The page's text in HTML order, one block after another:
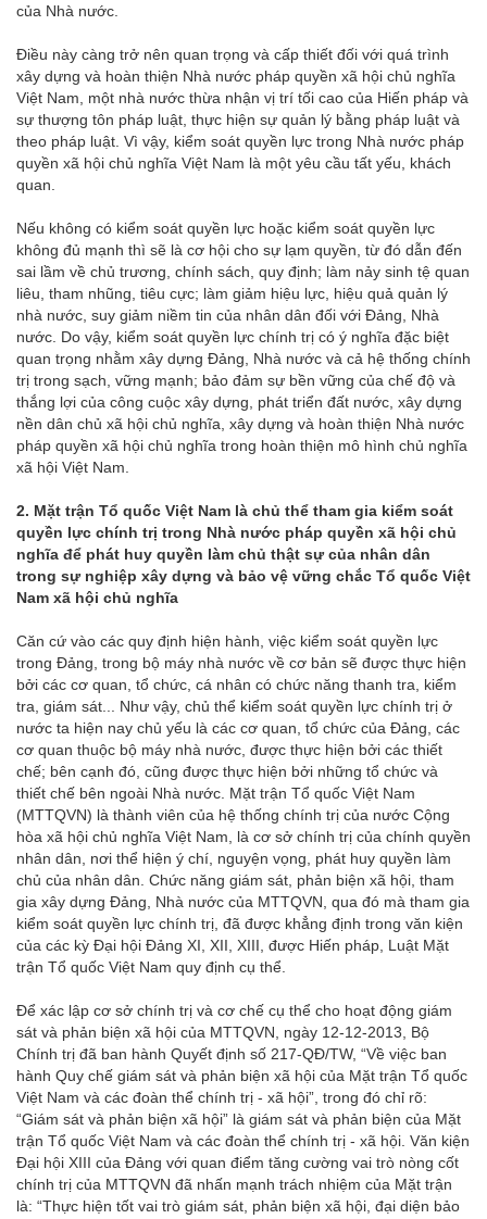
của Nhà nước.
Điều này càng trở nên quan trọng và cấp thiết đối với quá trình
xây dựng và hoàn thiện Nhà nước pháp quyền xã hội chủ nghĩa
Việt Nam, một nhà nước thừa nhận vị trí tối cao của Hiến pháp và
sự thượng tôn pháp luật, thực hiện sự quản lý bằng pháp luật và
theo pháp luật. Vì vậy, kiểm soát quyền lực trong Nhà nước pháp
quyền xã hội chủ nghĩa Việt Nam là một yêu cầu tất yếu, khách
quan.
Nếu không có kiểm soát quyền lực hoặc kiểm soát quyền lực
không đủ mạnh thì sẽ là cơ hội cho sự lạm quyền, từ đó dẫn đến
sai lầm về chủ trương, chính sách, quy định; làm nảy sinh tệ quan
liêu, tham nhũng, tiêu cực; làm giảm hiệu lực, hiệu quả quản lý
nhà nước, suy giảm niềm tin của nhân dân đối với Đảng, Nhà
nước. Do vậy, kiểm soát quyền lực chính trị có ý nghĩa đặc biệt
quan trọng nhằm xây dựng Đảng, Nhà nước và cả hệ thống chính
trị trong sạch, vững mạnh; bảo đảm sự bền vững của chế độ và
thắng lợi của công cuộc xây dựng, phát triển đất nước, xây dựng
nền dân chủ xã hội chủ nghĩa, xây dựng và hoàn thiện Nhà nước
pháp quyền xã hội chủ nghĩa trong hoàn thiện mô hình chủ nghĩa
xã hội Việt Nam.
2. Mặt trận Tổ quốc Việt Nam là chủ thể tham gia kiểm soát
quyền lực chính trị trong Nhà nước pháp quyền xã hội chủ
nghĩa để phát huy quyền làm chủ thật sự của nhân dân
trong sự nghiệp xây dựng và bảo vệ vững chắc Tổ quốc Việt
Nam xã hội chủ nghĩa
Căn cứ vào các quy định hiện hành, việc kiểm soát quyền lực
trong Đảng, trong bộ máy nhà nước về cơ bản sẽ được thực hiện
bởi các cơ quan, tổ chức, cá nhân có chức năng thanh tra, kiểm
tra, giám sát... Như vậy, chủ thể kiểm soát quyền lực chính trị ở
nước ta hiện nay chủ yếu là các cơ quan, tổ chức của Đảng, các
cơ quan thuộc bộ máy nhà nước, được thực hiện bởi các thiết
chế; bên cạnh đó, cũng được thực hiện bởi những tổ chức và
thiết chế bên ngoài Nhà nước. Mặt trận Tổ quốc Việt Nam
(MTTQVN) là thành viên của hệ thống chính trị của nước Cộng
hòa xã hội chủ nghĩa Việt Nam, là cơ sở chính trị của chính quyền
nhân dân, nơi thể hiện ý chí, nguyện vọng, phát huy quyền làm
chủ của nhân dân. Chức năng giám sát, phản biện xã hội, tham
gia xây dựng Đảng, Nhà nước của MTTQVN, qua đó mà tham gia
kiểm soát quyền lực chính trị, đã được khẳng định trong văn kiện
của các kỳ Đại hội Đảng XI, XII, XIII, được Hiến pháp, Luật Mặt
trận Tổ quốc Việt Nam quy định cụ thể.
Để xác lập cơ sở chính trị và cơ chế cụ thể cho hoạt động giám
sát và phản biện xã hội của MTTQVN, ngày 12-12-2013, Bộ
Chính trị đã ban hành Quyết định số 217-QĐ/TW, “Về việc ban
hành Quy chế giám sát và phản biện xã hội của Mặt trận Tổ quốc
Việt Nam và các đoàn thể chính trị - xã hội”, trong đó chỉ rõ:
“Giám sát và phản biện xã hội” là giám sát và phản biện của Mặt
trận Tổ quốc Việt Nam và các đoàn thể chính trị - xã hội. Văn kiện
Đại hội XIII của Đảng với quan điểm tăng cường vai trò nòng cốt
chính trị của MTTQVN đã nhấn mạnh trách nhiệm của Mặt trận
là: “Thực hiện tốt vai trò giám sát, phản biện xã hội, đại diện bảo